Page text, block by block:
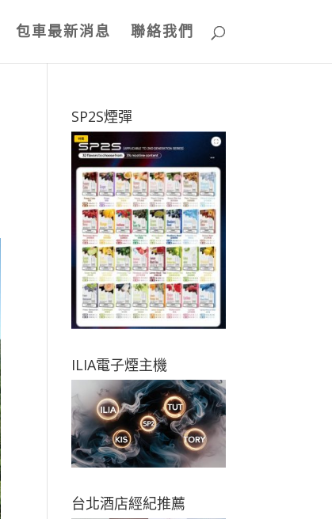
包車最新消息 聯絡我們
SP2S煙彈
ILIA電子煙主機
台北酒店經紀推薦